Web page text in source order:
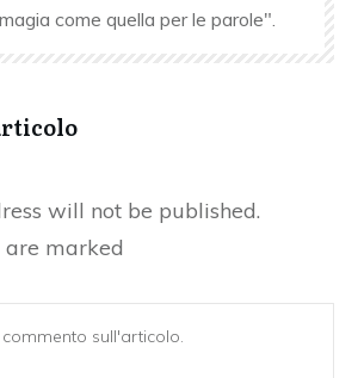
come quella per le parole".
will not be published.
marked